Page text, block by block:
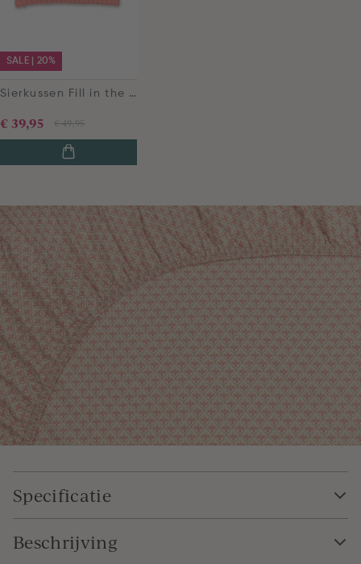
SALE | 20%
Sierkussen Fill in the dots Roze
€ 49,95
€ 39,95
Specificatie
Beschrijving